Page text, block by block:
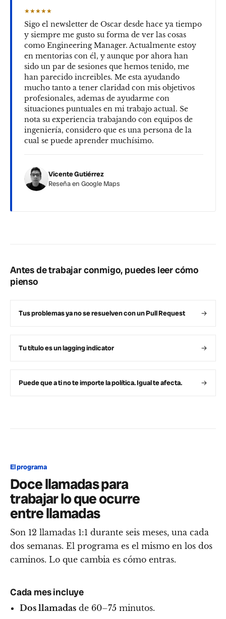
★★★★★
Sigo el newsletter de Oscar desde hace ya tiempo
y siempre me gusto su forma de ver las cosas
como Engineering Manager. Actualmente estoy
en mentorias con él, y aunque por ahora han
sido un par de sesiones que hemos tenido, me
han parecido increibles. Me esta ayudando
mucho tanto a tener claridad con mis objetivos
profesionales, ademas de ayudarme con
situaciones puntuales en mi trabajo actual. Se
nota su experiencia trabajando con equipos de
ingeniería, considero que es una persona de la
cual se puede aprender muchísimo.
Vicente Gutiérrez
Reseña en Google Maps
Antes de trabajar conmigo, puedes leer cómo
pienso
Tus problemas ya no se resuelven con un Pull Request →
Tu título es un lagging indicator →
Puede que a ti no te importe la política. Igual te afecta. →
El programa
Doce llamadas para
trabajar lo que ocurre
entre llamadas
Son 12 llamadas 1:1 durante seis meses, una cada
dos semanas. El programa es el mismo en los dos
caminos. Lo que cambia es cómo entras.
Cada mes incluye
Dos llamadas de 60–75 minutos.